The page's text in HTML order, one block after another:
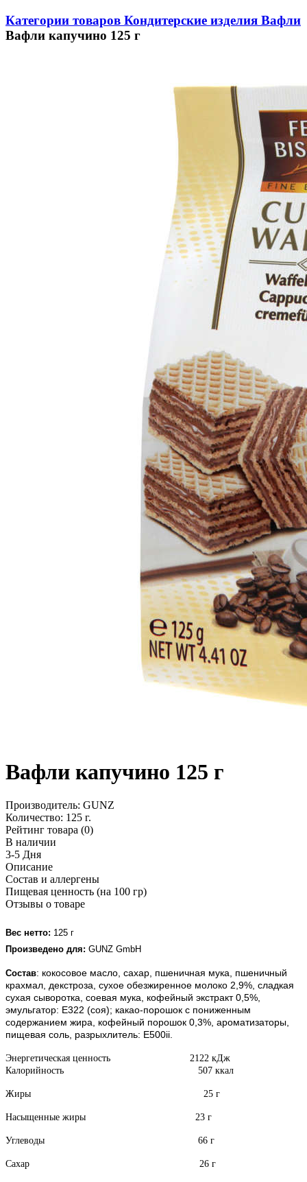
Категории товаров Кондитерские изделия Вафли
Вафли капучино 125 г
Вафли капучино 125 г
Производитель: GUNZ
Количество: 125 г.
Рейтинг товара (0)
В наличии
3-5 Дня
Описание
Состав и аллергены
Пищевая ценность (на 100 гр)
Отзывы о товаре
Вес нетто: 125 г
Произведено для: GUNZ GmbH
Состав: кокосовое масло, сахар, пшеничная мука, пшеничный
крахмал, декстроза, сухое обезжиренное молоко 2,9%, сладкая
сухая сыворотка, соевая мука, кофейный экстракт 0,5%,
эмульгатор: Е322 (соя); какао-порошок с пониженным
содержанием жира, кофейный порошок 0,3%, ароматизаторы,
пищевая соль, разрыхлитель: Е500ii.
Энергетическая ценность 2122 кДж
Калорийность 507 ккал
Жиры 25 г
Насыщенные жиры 23 г
Углеводы 66 г
Сахар 26 г